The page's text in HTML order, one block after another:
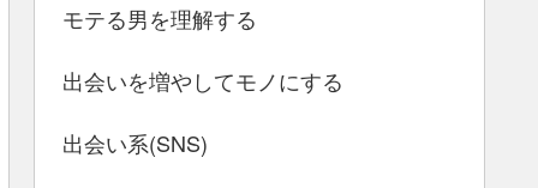
モテる男を理解する
出会いを増やしてモノにする
出会い系(SNS)